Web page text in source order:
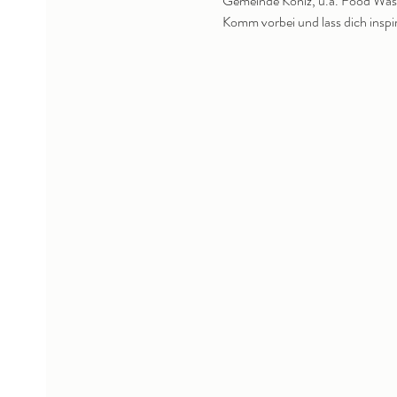
Komm vorbei und lass dich